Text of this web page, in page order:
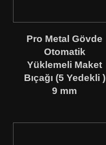
Pro Metal Gövde
Otomatik
Yüklemeli Maket
Bıçağı (5 Yedekli )
9 mm